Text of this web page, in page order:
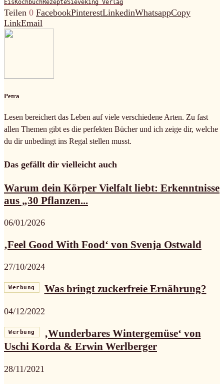
Eis KochbuchRezepteSieveking Verlag
Teilen 0 FacebookPinterestLinkedinWhatsappCopy
LinkEmail
Petra
Lesen bereichert das Leben auf viele verschiedene Arten. Zu fast
allen Themen gibt es die perfekten Bücher und ich zeige dir, welche
du dir unbedingt ins Regal stellen musst.
Das gefällt dir vielleicht auch
Warum dein Körper Vielfalt liebt: Erkenntnisse
aus „30 Pflanzen...
06/01/2026
‚Feel Good With Food‘ von Svenja Ostwald
27/10/2024
Werbung Was bringt zuckerfreie Ernährung?
04/12/2022
Werbung
‚Wunderbares Wintergemüse‘ von
Uschi Korda & Erwin Werlberger
28/11/2021